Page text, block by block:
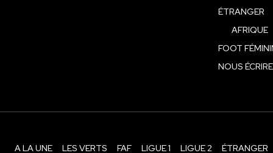
ÉTRANGER
AFRIQUE
FOOT
NOUS ÉCRIRE
A LA UNE LES VERTS FAF LIGUE 1 LIGUE 2 ÉTRANGER